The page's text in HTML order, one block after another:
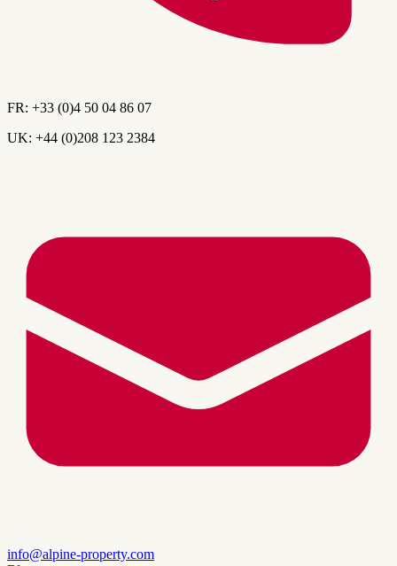
FR: +33 (0)4 50 04 86 07
UK: +44 (0)208 123 2384
info@alpine-property.com